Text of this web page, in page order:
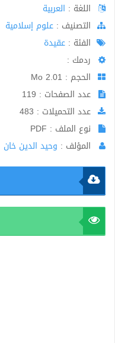
اللغة : العربية
اﻟﺘﺼﻨﻴﻒ : علوم إسلامية
الفئة : عقيدة
ردمك :
الحجم : 2.01 Mo
عدد الصفحات : 119
عدد التحميلات : 483
نوع الملف : PDF
المؤلف : وحيد الدين خان